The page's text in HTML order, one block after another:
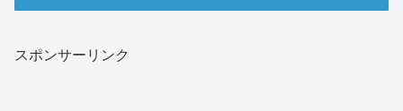
スポンサーリンク